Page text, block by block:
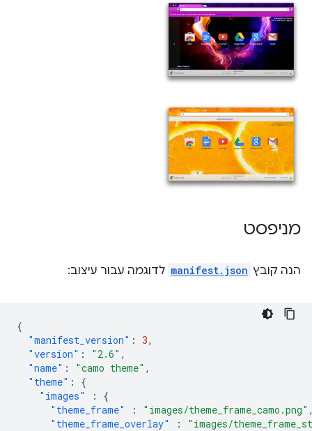
מניפסט
הנה קובץ manifest.json לדוגמה עבור עיצוב:
{
"manifest_version" : 3,
"version" : "2.6" ,
"name" : "camo theme" ,
"theme" :
{
"images"
:
{
"theme_frame"
: "images/theme_frame_camo.png"
"theme_frame_overlay"
:
"images/